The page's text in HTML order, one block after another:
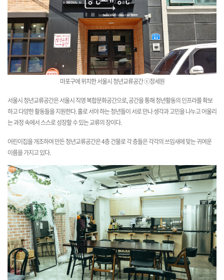
마포구에 위치한 서울시 청년교류공간 ⓒ정세원
서울시 청년교류공간은 서울시 직영 복합문화공간으로, 공간을 통해 청년활동의 인프라를 확보
하고 다양한 활동들을 지원한다. 홀로 서야 하는 청년들이 서로 만나 생각과 고민을 나누고 어울리
는 과정 속에서 스스로 성장할 수 있는 교류의 장이다.
어린이집을 개조하여 만든 청년교류공간은 4층 건물로 각 층들은 각각의 쓰임새에 맞는 귀여운
이름을 가지고 있다.